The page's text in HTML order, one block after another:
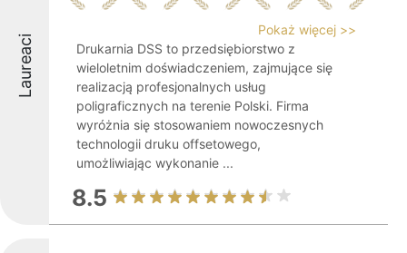
Laureaci
Pokaż więcej >>
Drukarnia DSS to przedsiębiorstwo z
wieloletnim doświadczeniem, zajmujące się
realizacją profesjonalnych usług
poligraficznych na terenie Polski. Firma
wyróżnia się stosowaniem nowoczesnych
technologii druku offsetowego,
umożliwiając wykonanie ...
8.5